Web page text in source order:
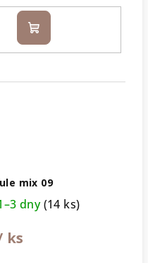
Do
košíku
mix 09
dny(14 ks)
ks